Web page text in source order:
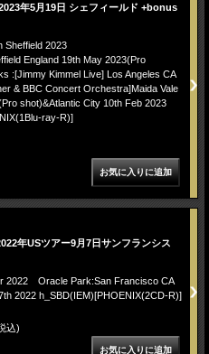
年5月19日 シェフィールド +bonus
Sheffield 2023
England 19th May 2023(Pro
:[Jimmy Kimmel Live] Los Angeles CA
& BBC Concert Orchestra]Maida Vale
shot)&Atlantic City 10th Feb 2023
ray-R)]
年USツアー9月7日サンフランシス
2022 Oracle Park:San Francisco CA
2022 h_SBD(IEM)[PHOENIX(2CD-R)]
込)